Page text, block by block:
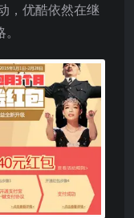
，优酷依然在继